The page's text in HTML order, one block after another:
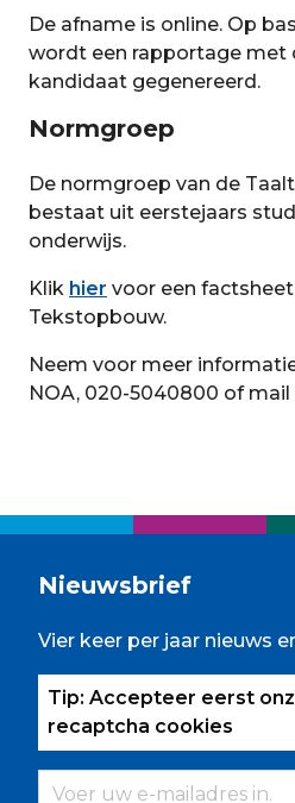
De afname is online. Op
wordt een rapportage met
kandidaat gegenereerd.
Normgroep
De normgroep van de
bestaat uit eerstejaars
onderwijs.
Klik hier voor een
Tekstopbouw.
Neem voor meer
NOA, 020-5040800 of mail
Nieuwsbrief
Vier keer per jaar nieuws
Tip: Accepteer eerst
recaptcha cookies